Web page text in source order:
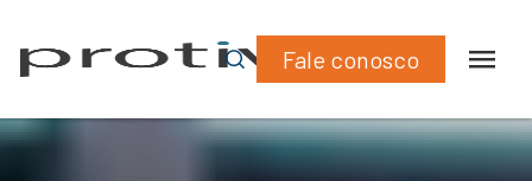
Fale conosco